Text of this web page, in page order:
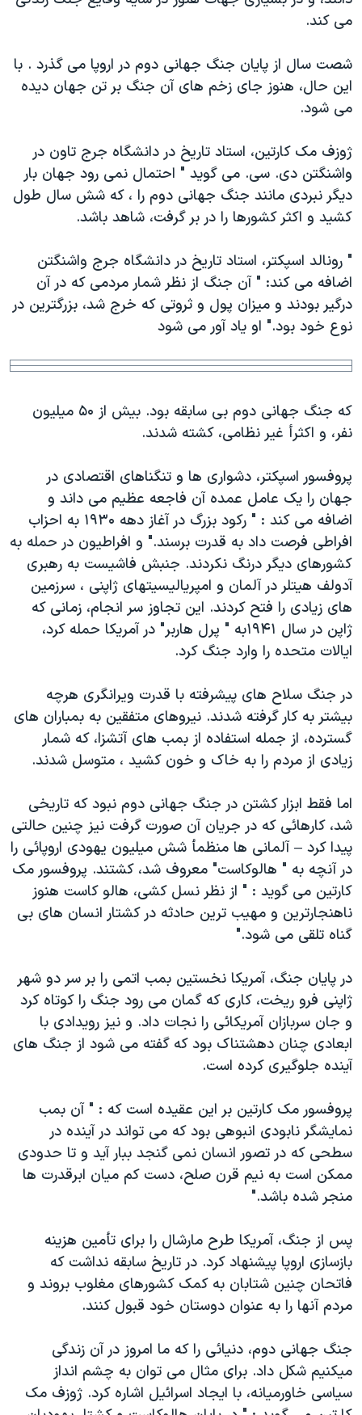
فرهنگ و زندگی
اقتصادی
علم و فناوری
گالری عکس
آرشیو پخش زنده
مستندها
حمله جمهوری اسلامی به اسرائیل
رمز مهسا
اعتراضات زن، زندگی، آزادی
مجموعه مستندهای دادخواهی
تریبونال مردمی آبان ۹۸
چهل سال گروگان‌گیری
قانون شفافیت دارائی کادر رهبری ایران
اعتراضات مردمی آبان ۹۸
اسرائیل در جنگ
همایش محافظه‌کاران آمریکا «سی‌پک»
سفر پرزیدنت ترامپ به چین
دنبال کنید
می کند.
شصت سال از پايان جنگ جهانی دوم در اروپا می گذرد . با
اين حال، هنوز جای زخم های آن جنگ بر تن جهان ديده
می شود.
ژوزف مک کارتين، استاد تاريخ در دانشگاه جرج تاون در
واشنگتن دی. سی. می گويد " احتمال نمی رود جهان بار
ديگر نبردی مانند جنگ جهانی دوم را ، که شش سال طول
کشيد و اکثر کشورها را در بر گرفت، شاهد باشد.
" رونالد اسپکتر، استاد تاريخ در دانشگاه جرج واشنگتن
اضافه می کند: " آن جنگ از نظر شمار مردمی که در آن
درگير بودند و ميزان پول و ثروتی که خرج شد، بزرگترين در
نوع خود بود." او ياد آور می شود
که جنگ جهانی دوم بی سابقه بود. بيش از ۵۰ ميليون
نفر، و اکثرأ غير نظامی، کشته شدند.
پروفسور اسپکتر، دشواری ها و تنگناهای اقتصادی در
جهان را يک عامل عمده آن فاجعه عظيم می داند و
اضافه می کند : " رکود بزرگ در آغاز دهه ۱۹۳۰ به احزاب
افراطی فرصت داد به قدرت برسند." و افراطيون در حمله به
کشورهای ديگر درنگ نکردند. جنبش فاشيست به رهبری
آدولف هيتلر در آلمان و امپرياليسيتهای ژاپنی ، سرزمين
های زيادی را فتح کردند. اين تجاوز سر انجام، زمانی که
ژاپن در سال ۱۹۴۱به " پرل هاربر" در آمريکا حمله کرد،
ايالات متحده را وارد جنگ کرد.
در جنگ سلاح های پيشرفته با قدرت ويرانگری هرچه
بيشتر به کار گرفته شدند. نيروهای متفقين به بمباران های
گسترده، از جمله استفاده از بمب های آتشزا، که شمار
زيادی از مردم را به خاک و خون کشيد ، متوسل شدند.
اما فقط ابزار کشتن در جنگ جهانی دوم نبود که تاريخی
شد، کارهائی که در جريان آن صورت گرفت نيز چنين حالتی
پيدا کرد – آلمانی ها منظمأ شش ميليون يهودی اروپائی را
در آنچه به " هالوکاست" معروف شد، کشتند. پروفسور مک
کارتين می گويد : " از نظر نسل کشی، هالو کاست هنوز
ناهنجارترين و مهيب ترين حادثه در کشتار انسان های بی
گناه تلقی می شود."
در پايان جنگ، آمريکا نخستين بمب اتمی را بر سر دو شهر
ژاپنی فرو ريخت، کاری که گمان می رود جنگ را کوتاه کرد
و جان سربازان آمريکائی را نجات داد. و نيز رويدادی با
ابعادی چنان دهشتناک بود که گفته می شود از جنگ های
آينده جلوگيری کرده است.
پروفسور مک کارتين بر اين عقيده است که : " آن بمب
نمايشگر نابودی انبوهی بود که می تواند در آينده در
سطحی که در تصور انسان نمی گنجد ببار آيد و تا حدودی
ممکن است به نيم قرن صلح، دست کم ميان ابرقدرت ها
منجر شده باشد."
پس از جنگ، آمريکا طرح مارشال را برای تأمين هزينه
بازسازی اروپا پيشنهاد کرد. در تاريخ سابقه نداشت که
فاتحان چنين شتابان به کمک کشورهای مغلوب بروند و
مردم آنها را به عنوان دوستان خود قبول کنند.
جنگ جهانی دوم، دنيائی را که ما امروز در آن زندگی
ميکنيم شکل داد. برای مثال می توان به چشم انداز
سياسی خاورميانه، با ايجاد اسرائيل اشاره کرد. ژوزف مک